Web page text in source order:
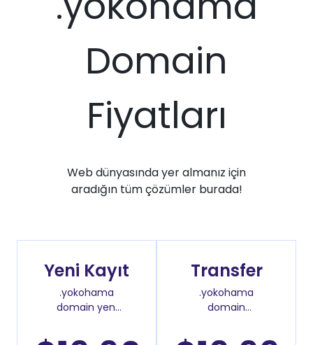
Domain
Fiyatları
Web dünyasında yer almanız için
aradığın tüm çözümler burada!
Yeni Kayıt
.yokohama
domain yeni
Transfer
.yokohama
domain